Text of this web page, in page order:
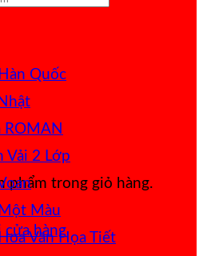
phẩm trong giỏ hàng.
cửa hàng
Quốc
ROMAN
Vải 2 Lớp
Màu
Văn Họa Tiết